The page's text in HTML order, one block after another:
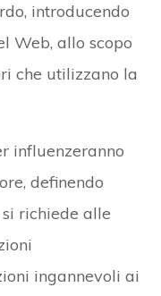
introducendo
Web, allo scopo
che utilizzano la
influenzeranno
definendo
richiede alle
ingannevoli ai